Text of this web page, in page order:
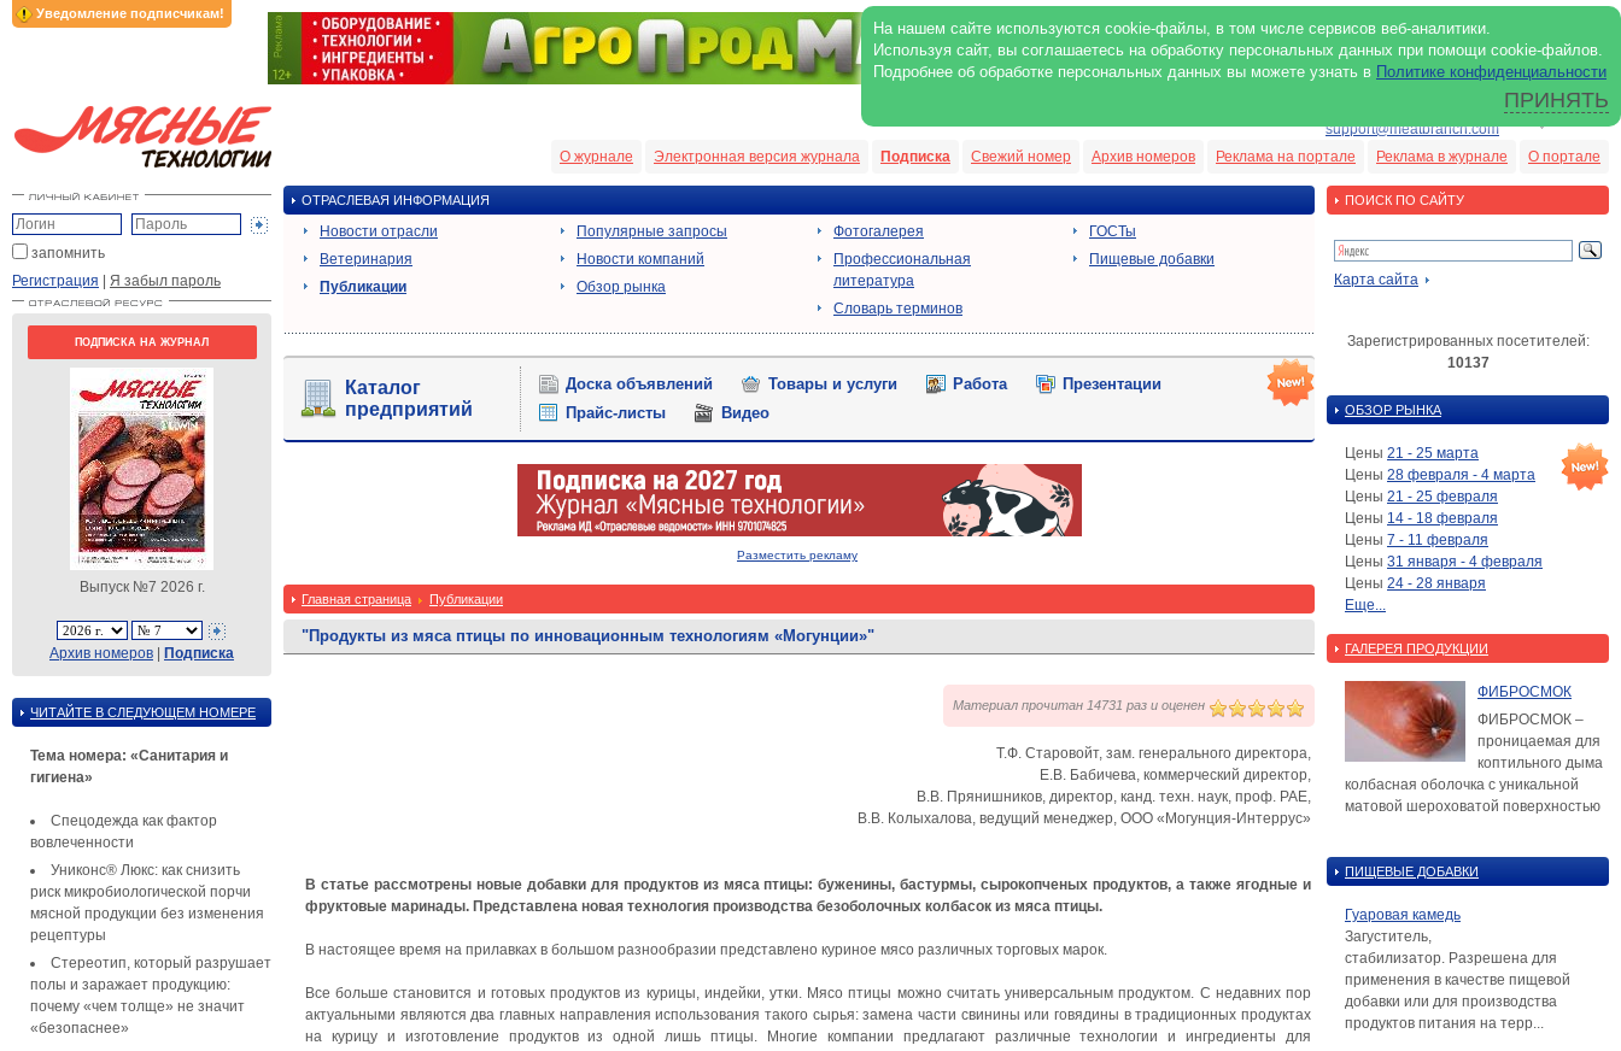
Уведомление подписчикам!
На нашем сайте используются cookie-файлы, в том числе сервисов веб-аналитики.
Используя сайт, вы соглашаетесь на обработку персональных данных при помощи cookie-файлов.
Подробнее об обработке персональных данных вы можете узнать в Политике конфиденциальности
ПРИНЯТЬ
support@meatbranch.com
О портале
Реклама в журнале
Реклама на портале
Архив номеров
Свежий номер
Подписка
Электронная версия журнала
О журнале
запомнить
Регистрация | Я забыл пароль
ПОДПИСКА НА ЖУРНАЛ
Выпуск №7 2026 г.
Архив номеров | Подписка
ЧИТАЙТЕ В СЛЕДУЮЩЕМ НОМЕРЕ
Тема номера: «Санитария и
гигиена»
Спецодежда как фактор
вовлеченности
Униконс® Люкс: как снизить
риск микробиологической порчи
мясной продукции без изменения
рецептуры
Стереотип, который разрушает
полы и заражает продукцию:
почему «чем толще» не значит
«безопаснее»
ОТРАСЛЕВАЯ ИНФОРМАЦИЯ
Новости отрасли
Ветеринария
Публикации
Популярные запросы
Новости компаний
Обзор рынка
Фотогалерея
Профессиональная
литература
Словарь терминов
ГОСТы
Пищевые добавки
Каталог
предприятий
Доска объявлений Товары и услуги Работа
Презентации
Прайс-листы
Видео
Разместить рекламу
Главная страница Публикации
"Продукты из мяса птицы по инновационным технологиям «Могунции»"
Материал прочитан 14731 раз и оценен
Т.Ф. Старовойт, зам. генерального директора,
Е.В. Бабичева, коммерческий директор,
В.В. Прянишников, директор, канд. техн. наук, проф. РАЕ,
В.В. Колыхалова, ведущий менеджер, ООО «Могунция-Интеррус»
В статье рассмотрены новые добавки для продуктов из мяса птицы: буженины, бастурмы, сырокопченых продуктов, а также ягодные и
фруктовые маринады. Представлена новая технология производства безоболочных колбасок из мяса птицы.
В настоящее время на прилавках в большом разнообразии представлено куриное мясо различных торговых марок.
Все больше становится и готовых продуктов из курицы, индейки, утки. Мясо птицы можно считать универсальным продуктом. С недавних пор
актуальными являются два главных направления использования такого сырья: замена части свинины или говядины в традиционных продуктах
на курицу и изготовление продуктов из одной лишь птицы. Многие компании предлагают различные технологии и ингредиенты для
ПОИСК ПО САЙТУ
Карта сайта
Зарегистрированных посетителей:
10137
ОБЗОР РЫНКА
Цены 21 - 25 марта
Цены 28 февраля - 4 марта
Цены 21 - 25 февраля
Цены 14 - 18 февраля
Цены 7 - 11 февраля
Цены 31 января - 4 февраля
Цены 24 - 28 января
Еще...
ГАЛЕРЕЯ ПРОДУКЦИИ
ФИБРОСМОК
ФИБРОСМОК –
проницаемая для
коптильного дыма
колбасная оболочка с уникальной
матовой шероховатой поверхностью
ПИЩЕВЫЕ ДОБАВКИ
Гуаровая камедь
Загуститель,
стабилизатор. Разрешена для
применения в качестве пищевой
добавки или для производства
продуктов питания на терр...